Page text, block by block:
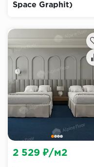
Space Graphit)
2 529 ₽/м2